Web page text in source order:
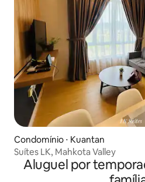
Condomínio ⋅ Kuantan
Suítes LK, Mahkota Valley
Aluguel por